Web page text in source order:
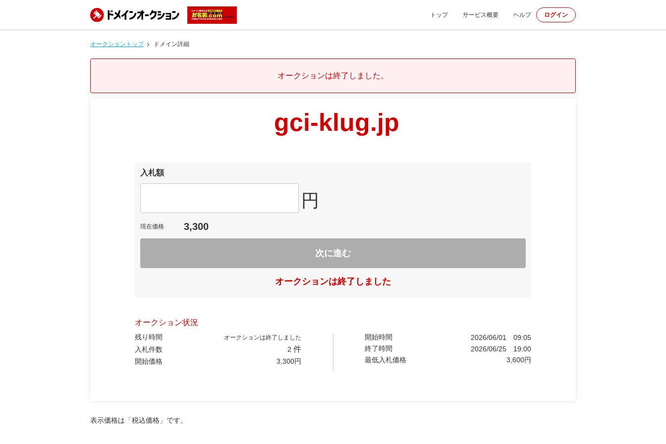
トップ サービス概要 ヘルプ ログイン
オークショントップ ドメイン詳細
オークションは終了しました。
gci-klug.jp
入札額
円
現在価格 3,300
次に進む
オークションは終了しました
オークション状況
残り時間 オークションは終了しました
入札件数 2 件
開始価格 3,300円
開始時間 2026/06/01
09:05
終了時間
2026/06/25
19:00
最低入札価格
3,600円
表示価格は「税込価格」です。